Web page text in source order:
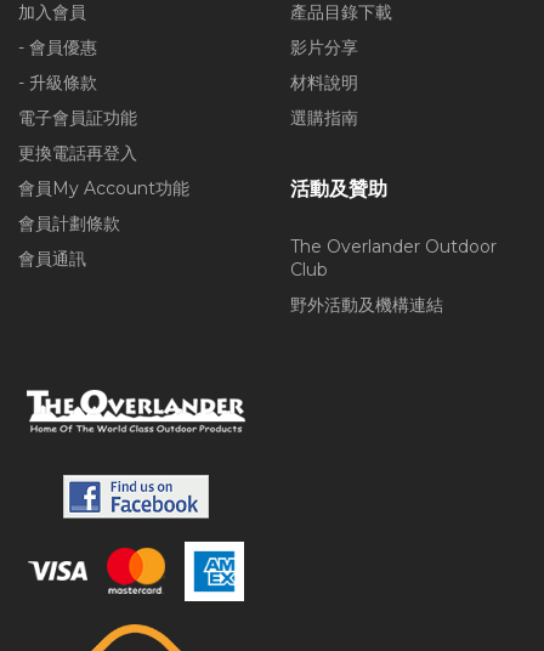
加入會員
- 會員優惠
- 升級條款
電子會員証功能
更換電話再登入
會員My Account功能
會員計劃條款
會員通訊
產品目錄下載
影片分享
材料說明
選購指南
活動及贊助
The Overlander Outdoor
Club
野外活動及機構連結